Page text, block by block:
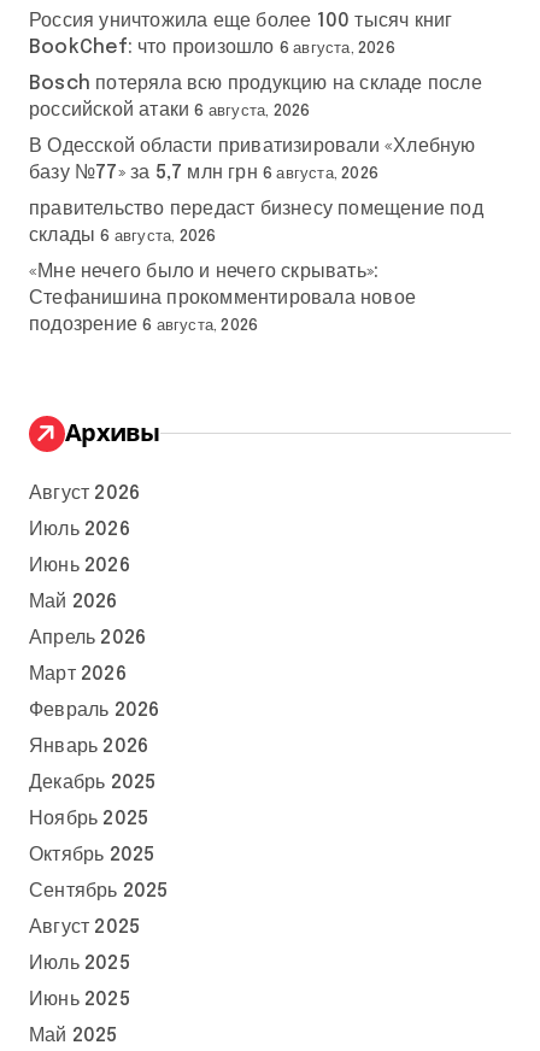
Россия уничтожила еще более 100 тысяч книг
BookChef: что произошло 6 августа, 2026
Bosch потеряла всю продукцию на складе после
российской атаки 6 августа, 2026
В Одесской области приватизировали «Хлебную
базу №77» за 5,7 млн грн 6 августа, 2026
правительство передаст бизнесу помещение под
склады 6 августа, 2026
«Мне нечего было и нечего скрывать»:
Стефанишина прокомментировала новое
подозрение 6 августа, 2026
Архивы
Август 2026
Июль 2026
Июнь 2026
Май 2026
Апрель 2026
Март 2026
Февраль 2026
Январь 2026
Декабрь 2025
Ноябрь 2025
Октябрь 2025
Сентябрь 2025
Август 2025
Июль 2025
Июнь 2025
Май 2025